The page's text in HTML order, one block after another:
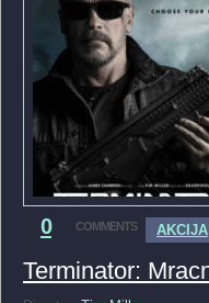
0 COMMENTS AKCIJA
Terminator: